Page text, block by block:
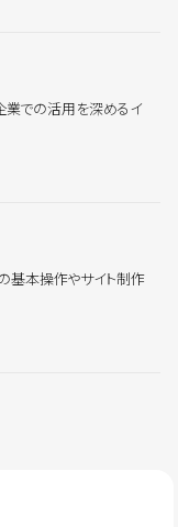
業での活用を深めるイ
基本操作やサイト制作